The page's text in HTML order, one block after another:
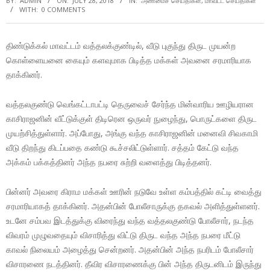
WITH: 0 COMMENTS
திண்டுக்கல் மாவட்டம் வத்தலக்குண்டில், வீடு புகுந்து திருட முயன்ற
கொள்ளையனை கையும் களவுமாக பிடித்த மக்கள் அவனை சரமாரியாக
தாக்கினர்.
வத்தலகுண்டு வெங்கட்டாபட்டி தெருவைச் சேர்ந்த மின்வாரிய ஊழியரான
காசிராஜனின் வீட்டுக்குள் திடிரென ஒருவர் நுழைந்து, பொருட்களை திருட
முயற்சித்துள்ளார். அப்போது, அங்கு வந்த காசிராஜனின் மனைவி சிவகாமி
வீடு திறந்து கிடப்பதை கண்டு கூச்சலிட்டுள்ளார். சத்தம் கேட்டு வந்த
அக்கம் பக்கத்தினர் அந்த நபரை சுற்றி வளைத்து பிடித்தனர்.
பின்னர் அவரை கிராம மக்கள் ஊரின் நடுவே உள்ள கம்பத்தில் கட்டி வைத்து
சரமாரியாகத் தாக்கினர். அதன்பின் போலீசாருக்கு தகவல் அளித்துள்ளனர்.
உடனே சம்பவ இடத்துக்கு விரைந்து வந்த வத்தலகுண்டு போலீசார், நடந்த
விவரம் முழுவதையும் விசாரித்து விட்டு திருட வந்த அந்த நபரை மீட்டு
காவல் நிலையம் அழைத்து சென்றனர். அதன்பின் அந்த நபரிடம் போலீசார்
விசாரணை நடத்தினர். தீவிர விசாரணைக்கு பின் அந்த திருடனிடம் இருந்து